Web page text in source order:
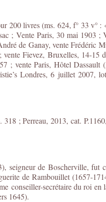
200 livres (ms. 624, f° 33 v°
; Vente Paris, 30 mai 1903 ;
de Ganay, vente Frédéric
Fievez, Bruxelles, 14-15
; vente Paris, Hôtel Dassault
Londres, 6 juillet 2007,
; Perreau, 2013, cat.
seigneur de Boscherville,
de Rambouillet (1657-
conseiller-secrétaire du roi
1645).